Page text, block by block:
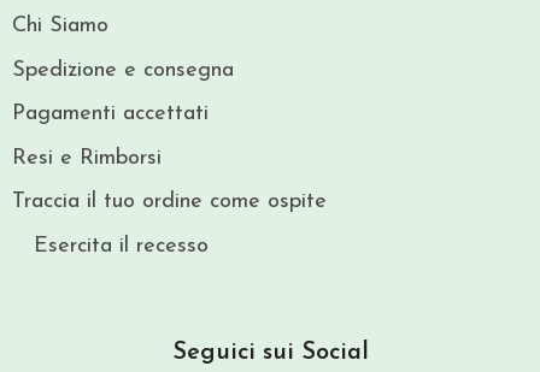
Chi Siamo
Spedizione e consegna
Pagamenti accettati
Resi e Rimborsi
Traccia il tuo ordine come ospite
Esercita il recesso
Seguici sui Social